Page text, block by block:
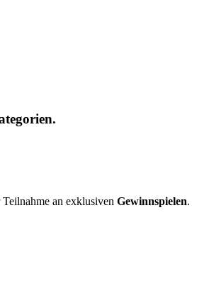
an exklusiven Gewinnspielen.